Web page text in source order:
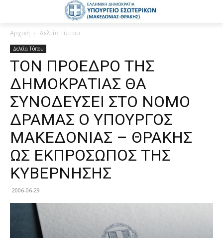
Αρχική Δελτία Τύπου
Δελτία Τύπου
ΤΟΝ ΠΡΟΕΔΡΟ ΤΗΣ
ΔΗΜΟΚΡΑΤΙΑΣ ΘΑ
ΣΥΝΟΔΕΥΣΕΙ ΣΤΟ ΝΟΜΟ
ΔΡΑΜΑΣ Ο ΥΠΟΥΡΓΟΣ
ΜΑΚΕΔΟΝΙΑΣ – ΘΡΑΚΗΣ
ΩΣ ΕΚΠΡΟΣΩΠΟΣ ΤΗΣ
ΚΥΒΕΡΝΗΣΗΣ
2006-06-29